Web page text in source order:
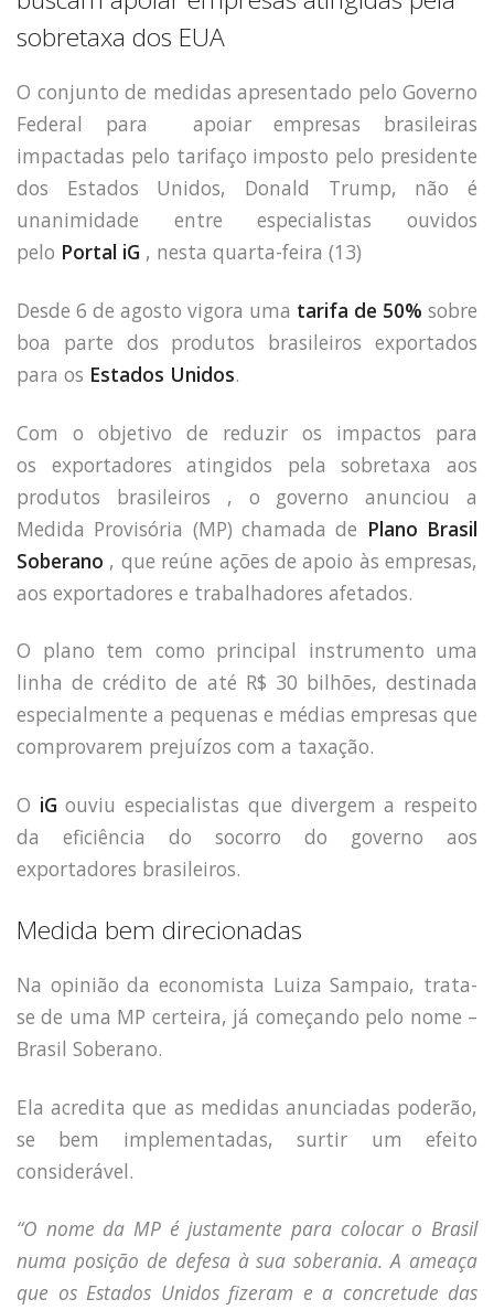
Capacidade de Suporte do Ecossistema
Exemplo de Externalidade e Poluição
Instrumento de Comando e Controle
Princípio do Poluidor Pagador
Nível Ótimo de Poluição
Pigou e poluição
Ronald Coase e Poluição
Críticas ao Teorema
Economia do Setor Público e Meio Ambiente
Publicações
Vídeos Educativos
sobretaxa dos EUA
O conjunto de medidas apresentado pelo Governo
Federal para
apoiar empresas brasileiras
impactadas pelo tarifaço imposto pelo presidente
dos Estados Unidos, Donald Trump, não é
unanimidade entre especialistas ouvidos
pelo Portal iG , nesta quarta-feira (13)
Desde 6 de agosto vigora uma tarifa de 50% sobre
boa parte dos produtos brasileiros exportados
para os Estados Unidos.
Com o objetivo de reduzir os impactos para
os
exportadores atingidos pela sobretaxa aos
produtos brasileiros
, o governo anunciou a
Medida Provisória (MP) chamada de Plano Brasil
Soberano , que reúne ações de apoio às empresas,
aos exportadores e trabalhadores afetados.
O plano tem como principal instrumento uma
linha de crédito de até R$ 30 bilhões, destinada
especialmente a pequenas e médias empresas que
comprovarem prejuízos com a taxação.
O iG ouviu especialistas que divergem a respeito
da eficiência do socorro do governo aos
exportadores brasileiros.
Medida bem direcionadas
Na opinião da economista Luiza Sampaio, trata-
se de uma MP certeira, já começando pelo nome –
Brasil Soberano.
Ela acredita que as medidas anunciadas poderão,
se bem implementadas, surtir um efeito
considerável.
“O nome da MP é justamente para colocar o Brasil
numa posição de defesa à sua soberania. A ameaça
que os Estados Unidos fizeram e a concretude das